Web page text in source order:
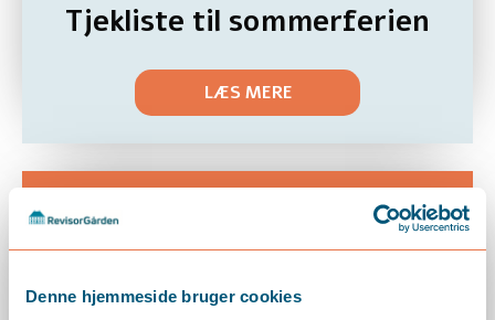
Denne hjemmeside bruger cookies
Tjekliste til sommerferien
LÆS MERE